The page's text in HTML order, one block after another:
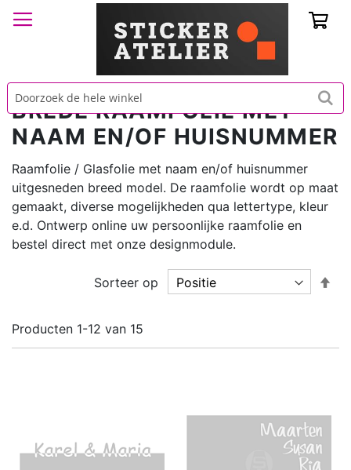
BREDE RAAMFOLIE MET
NAAM EN/OF HUISNUMMER
Raamfolie / Glasfolie met naam en/of huisnummer
uitgesneden breed model. De raamfolie wordt op maat
gemaakt, diverse mogelijkheden qua lettertype, kleur
e.d. Ontwerp online uw persoonlijke raamfolie en
bestel direct met onze designmodule.
Producten 1-12 van 15
Sorteer op